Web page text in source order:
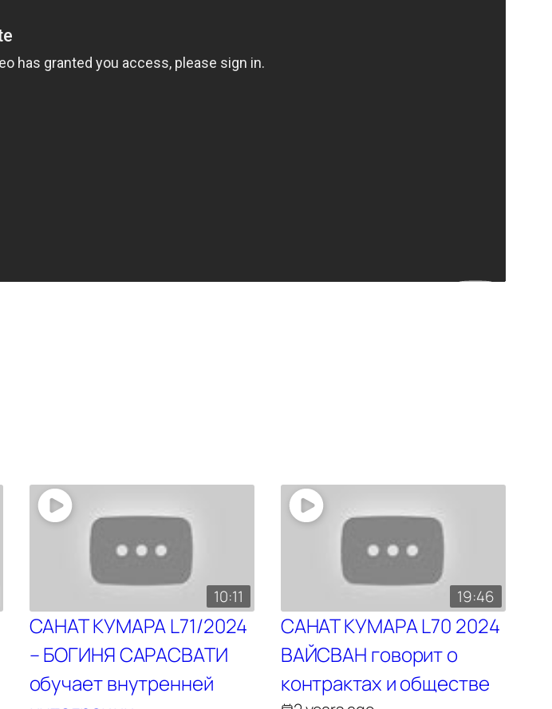
10:11
САНАТ КУМАРА L71/2024
– БОГИНЯ САРАСВАТИ
обучает внутренней
19:46
САНАТ КУМАРА L70 2024
ВАЙСВАН говорит о
контрактах и обществе